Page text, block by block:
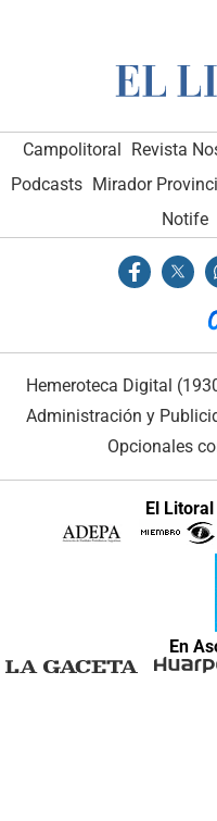
Campolitoral Revista
Podcasts Mirador
Notife
Hemeroteca Digital
Administración y
Opcionales
El
En